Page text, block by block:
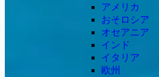
アメリカ
おそロシア
オセアニア
インド
イタリア
欧州